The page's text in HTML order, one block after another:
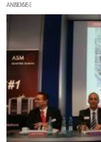
ANZEIGE